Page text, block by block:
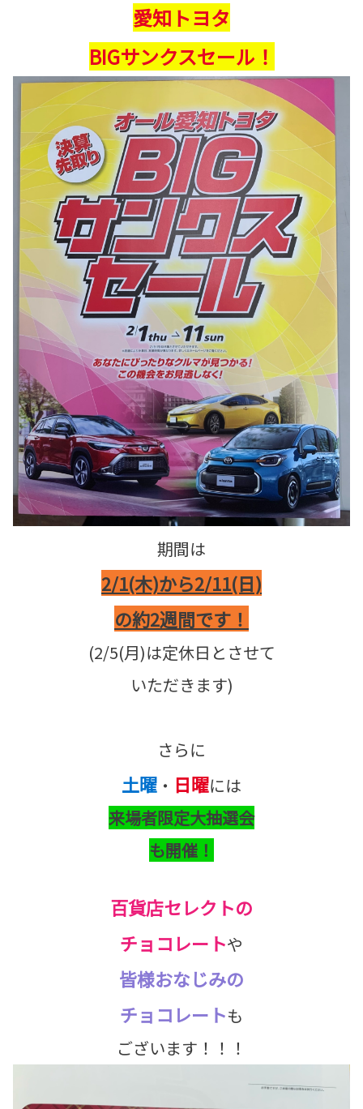
愛知トヨタ
BIGサンクスセール！
期間は
2/1(木)から2/11(日)
の約2週間です！
(2/5(月)は定休日とさせて
いただきます)
さらに
土曜 ・ 日曜には
来場者限定大抽選会
も開催！
百貨店セレクトの
チョコレートや
皆様おなじみの
チョコレートも
ございます！！！